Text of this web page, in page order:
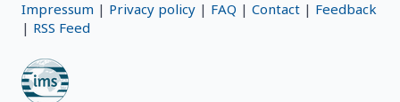
Impressum | Privacy policy | FAQ | Contact | Feedback
| RSS Feed